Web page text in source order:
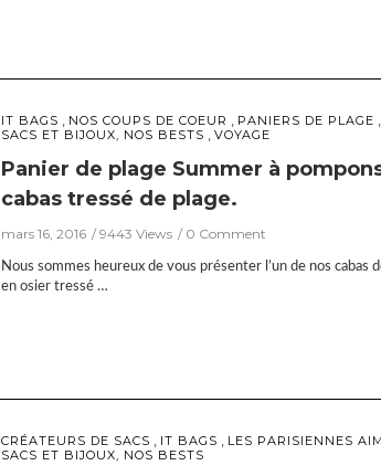
IT BAGS NOS COUPS DE COEUR PANIERS DE PLAGE
SACS ET BIJOUX, NOS BESTS VOYAGE
Panier de plage Summer à
cabas tressé de plage.
mars 16, 2016 9443 Views 0 Comment
Nous sommes heureux de vous présenter l’un de nos cabas
en osier tressé …
CRÉATEURS DE SACS IT BAGS LES PARISIENNES
SACS ET BIJOUX, NOS BESTS